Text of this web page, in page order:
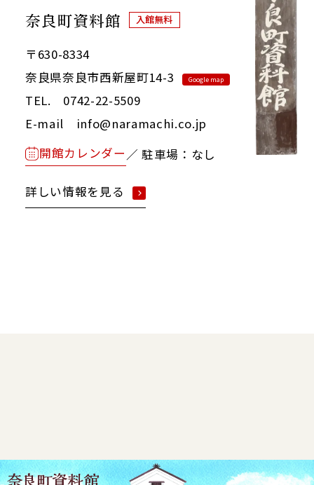
奈良町資料館 入館無料
〒630-8334
奈良県奈良市西新屋町14-3
Google map
TEL. 0742-22-5509
E-mail info@naramachi.co.jp
開館カレンダー／ 駐車場：なし
詳しい情報を見る